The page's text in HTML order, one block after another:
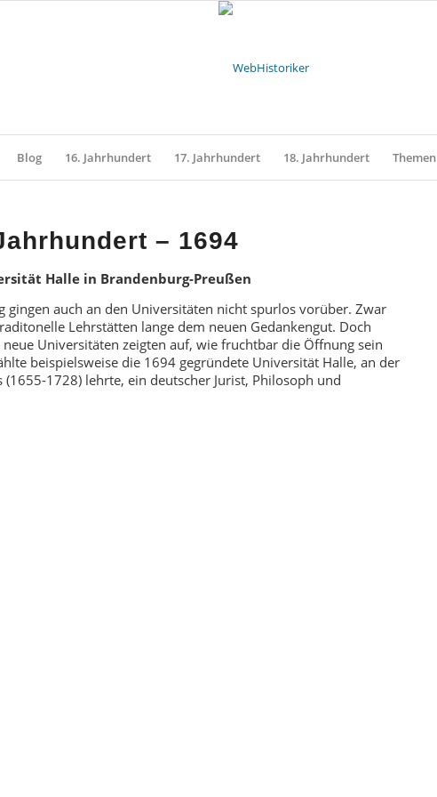
Blog 16. Jahrhundert 17. Jahrhundert 18. Jahrhundert Themen
– 1694
Halle in Brandenburg-Preußen
gingen auch an den Universitäten nicht spurlos vorüber. Zwar
Lehrstätten lange dem neuen Gedankengut. Doch
Universitäten zeigten auf, wie fruchtbar die Öffnung sein
beispielsweise die 1694 gegründete Universität Halle, an der
(1655-1728) lehrte, ein deutscher Jurist, Philosoph und